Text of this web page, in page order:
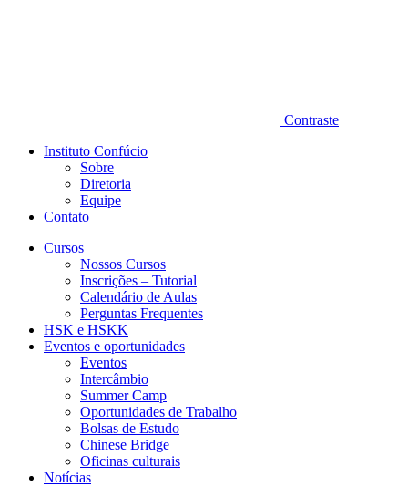
Contraste
Instituto Confúcio
Sobre
Diretoria
Equipe
Contato
Cursos
Nossos Cursos
Inscrições – Tutorial
Calendário de Aulas
Perguntas Frequentes
HSK e HSKK
Eventos e oportunidades
Eventos
Intercâmbio
Summer Camp
Oportunidades de Trabalho
Bolsas de Estudo
Chinese Bridge
Oficinas culturais
Notícias